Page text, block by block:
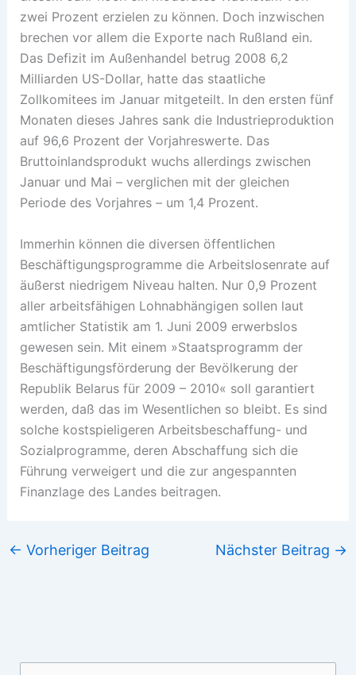
zwei Prozent erzielen zu können. Doch inzwischen
brechen vor allem die Exporte nach Rußland ein.
Das Defizit im Außenhandel betrug 2008 6,2
Milliarden US-Dollar, hatte das staatliche
Zollkomitees im Januar mitgeteilt. In den ersten fünf
Monaten dieses Jahres sank die Industrieproduktion
auf 96,6 Prozent der Vorjahreswerte. Das
Bruttoinlandsprodukt wuchs allerdings zwischen
Januar und Mai – verglichen mit der gleichen
Periode des Vorjahres – um 1,4 Prozent.
Immerhin können die diversen öffentlichen
Beschäftigungsprogramme die Arbeitslosenrate auf
äußerst niedrigem Niveau halten. Nur 0,9 Prozent
aller arbeitsfähigen Lohnabhängigen sollen laut
amtlicher Statistik am 1. Juni 2009 erwerbslos
gewesen sein. Mit einem »Staatsprogramm der
Beschäftigungsförderung der Bevölkerung der
Republik Belarus für 2009 – 2010« soll garantiert
werden, daß das im Wesentlichen so bleibt. Es sind
solche kostspieligeren Arbeitsbeschaffung- und
Sozialprogramme, deren Abschaffung sich die
Führung verweigert und die zur angespannten
Finanzlage des Landes beitragen.
← Vorheriger Beitrag Nächster Beitrag →